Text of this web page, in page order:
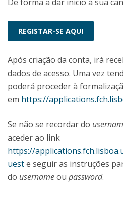
REGISTAR-SE AQUI
Após criação da conta, irá
dados de acesso. Uma vez
poderá proceder à
em https://
Se não se recordar do
aceder ao link
https://
ueste seguir as instruções
do usernameou password.